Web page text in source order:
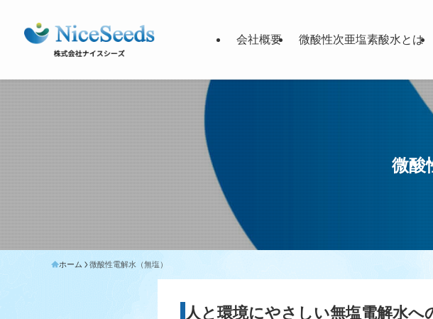
会社概要 微酸性次亜塩素酸水とは
微酸
ホーム 微酸性電解水（無塩）
人と環境にやさしい無塩電解水へ